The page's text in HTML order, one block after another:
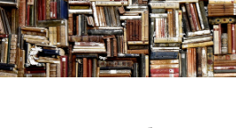
Zum
Inhalt
springen